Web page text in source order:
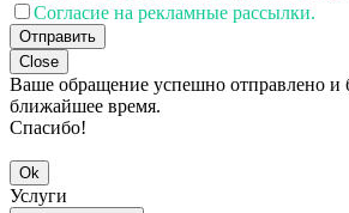
Согласие на рекламные рассылки.
Отправить
Close
Ваше обращение успешно отправлено и
ближайшее время.
Спасибо!
Ok
Услуги